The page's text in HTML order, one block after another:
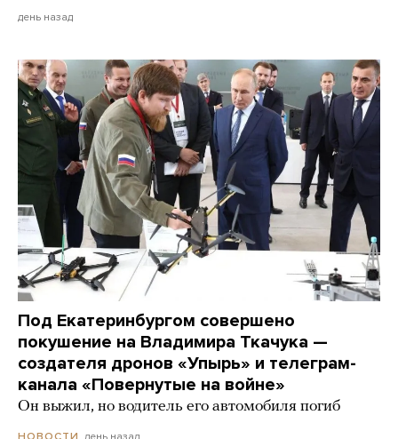
день назад
Под Екатеринбургом совершено
покушение на Владимира Ткачука —
создателя дронов «Упырь» и телеграм-
канала «Повернутые на войне»
Он выжил, но водитель его автомобиля погиб
НОВОСТИ день назад